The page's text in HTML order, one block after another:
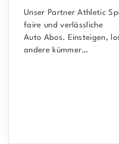
Unser Partner Athletic
faire und verlässliche
Auto Abos. Einsteigen,
andere kümmer…